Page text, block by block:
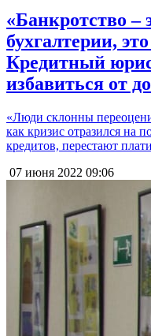
«Банкротство –
бухгалтерии,
Кредитный
избавиться от
«Люди склонны
как кризис отразился на
кредитов, перестают
07 июня 2022 09:06